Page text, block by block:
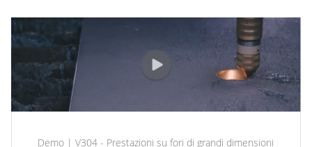
Demo | V304 - Prestazioni su fori di grandi dimensioni